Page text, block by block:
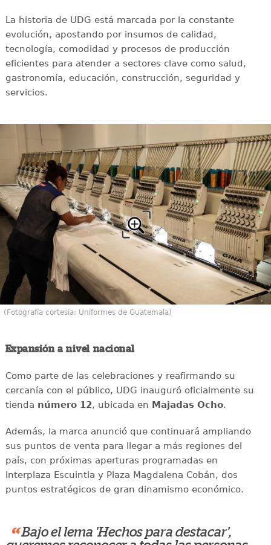
La historia de UDG está marcada por la constante
evolución, apostando por insumos de calidad,
tecnología, comodidad y procesos de producción
eficientes para atender a sectores clave como salud,
gastronomía, educación, construcción, seguridad y
servicios.
(Fotografía cortesía: Uniformes de Guatemala)
Expansión a nivel nacional
Como parte de las celebraciones y reafirmando su
cercanía con el público, UDG inauguró oficialmente su
tienda número 12, ubicada en Majadas Ocho.
Además, la marca anunció que continuará ampliando
sus puntos de venta para llegar a más regiones del
país, con próximas aperturas programadas en
Interplaza Escuintla y Plaza Magdalena Cobán, dos
puntos estratégicos de gran dinamismo económico.
“ Bajo el lema 'Hechos para destacar',